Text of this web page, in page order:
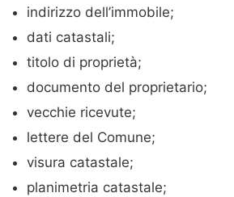
indirizzo dell’immobile;
dati catastali;
titolo di proprietà;
documento del proprietario;
vecchie ricevute;
lettere del Comune;
visura catastale;
planimetria catastale;